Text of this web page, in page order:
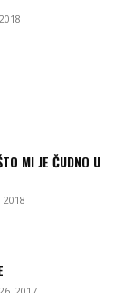
MI JE ČUDNO U
2018